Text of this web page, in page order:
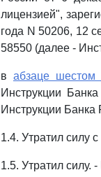
лицензией",
года N 50206, 12
58550 (далее -
в абзаце шестом
Инструкции
Инструкции Банка
1.4. Утратил силу
1.5. Утратил силу.